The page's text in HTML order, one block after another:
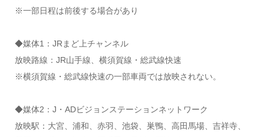
※一部日程は前後する場合があり
◆媒体1：JRまど上チャンネル
放映路線：JR山手線、横須賀線・総武線快速
※横須賀線・総武線快速の一部車両では放映されない。
◆媒体2：J・ADビジョンステーションネットワーク
放映駅：大宮、浦和、赤羽、池袋、巣鴨、高田馬場、吉祥寺、